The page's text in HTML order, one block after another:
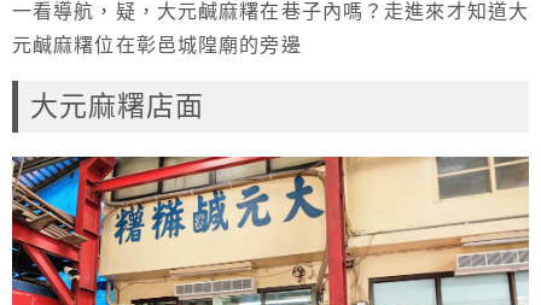
一看導航，疑，大元鹹麻糬在巷子內嗎？走進來才知道大
元鹹麻糬位在彰邑城隍廟的旁邊
大元麻糬店面